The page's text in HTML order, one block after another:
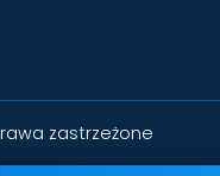
zastrzeżone